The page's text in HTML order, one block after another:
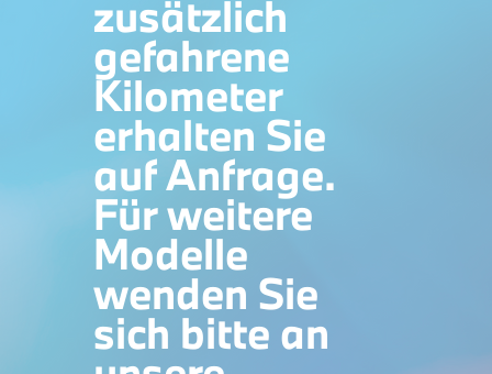
zusätzlich
gefahrene
Kilometer
erhalten Sie
auf Anfrage.
Für weitere
Modelle
wenden Sie
sich bitte an